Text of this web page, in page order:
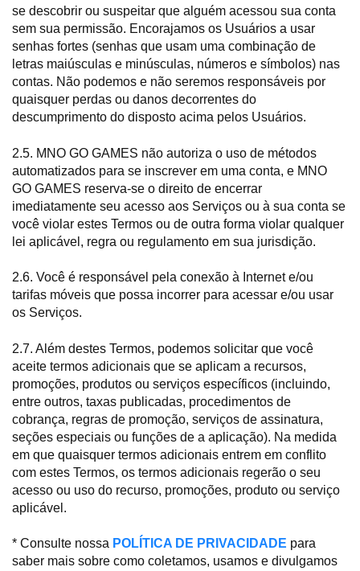
se descobrir ou suspeitar que alguém acessou sua conta
sem sua permissão. Encorajamos os Usuários a usar
senhas fortes (senhas que usam uma combinação de
letras maiúsculas e minúsculas, números e símbolos) nas
contas. Não podemos e não seremos responsáveis ​​por
quaisquer perdas ou danos decorrentes do
descumprimento do disposto acima pelos Usuários.
2.5. MNO GO GAMES não autoriza o uso de métodos
automatizados para se inscrever em uma conta, e MNO
GO GAMES reserva-se o direito de encerrar
imediatamente seu acesso aos Serviços ou à sua conta se
você violar estes Termos ou de outra forma violar qualquer
lei aplicável, regra ou regulamento em sua jurisdição.
2.6. Você é responsável pela conexão à Internet e/ou
tarifas móveis que possa incorrer para acessar e/ou usar
os Serviços.
2.7. Além destes Termos, podemos solicitar que você
aceite termos adicionais que se aplicam a recursos,
promoções, produtos ou serviços específicos (incluindo,
entre outros, taxas publicadas, procedimentos de
cobrança, regras de promoção, serviços de assinatura,
seções especiais ou funções de a aplicação). Na medida
em que quaisquer termos adicionais entrem em conflito
com estes Termos, os termos adicionais regerão o seu
acesso ou uso do recurso, promoções, produto ou serviço
aplicável.
* Consulte nossa POLÍTICA DE PRIVACIDADE para
saber mais sobre como coletamos, usamos e divulgamos